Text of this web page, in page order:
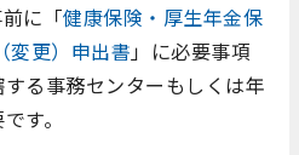
に「健康保険・厚生年金保
変更）申出書 」に必要事項
る事務センターもしくは年
す。